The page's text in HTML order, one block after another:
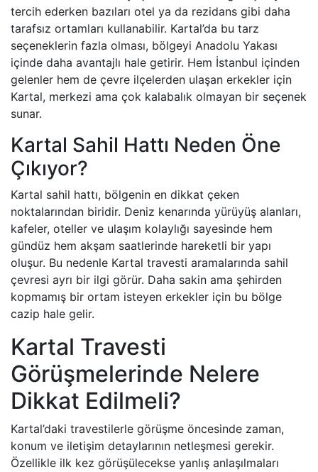
tercih ederken bazıları otel ya da rezidans gibi daha
tarafsız ortamları kullanabilir. Kartal’da bu tarz
seçeneklerin fazla olması, bölgeyi Anadolu Yakası
içinde daha avantajlı hale getirir. Hem İstanbul içinden
gelenler hem de çevre ilçelerden ulaşan erkekler için
Kartal, merkezi ama çok kalabalık olmayan bir seçenek
sunar.
Kartal Sahil Hattı Neden Öne
Çıkıyor?
Kartal sahil hattı, bölgenin en dikkat çeken
noktalarından biridir. Deniz kenarında yürüyüş alanları,
kafeler, oteller ve ulaşım kolaylığı sayesinde hem
gündüz hem akşam saatlerinde hareketli bir yapı
oluşur. Bu nedenle Kartal travesti aramalarında sahil
çevresi ayrı bir ilgi görür. Daha sakin ama şehirden
kopmamış bir ortam isteyen erkekler için bu bölge
cazip hale gelir.
Kartal Travesti
Görüşmelerinde Nelere
Dikkat Edilmeli?
Kartal’daki travestilerle görüşme öncesinde zaman,
konum ve iletişim detaylarının netleşmesi gerekir.
Özellikle ilk kez görüşülecekse yanlış anlaşılmaları